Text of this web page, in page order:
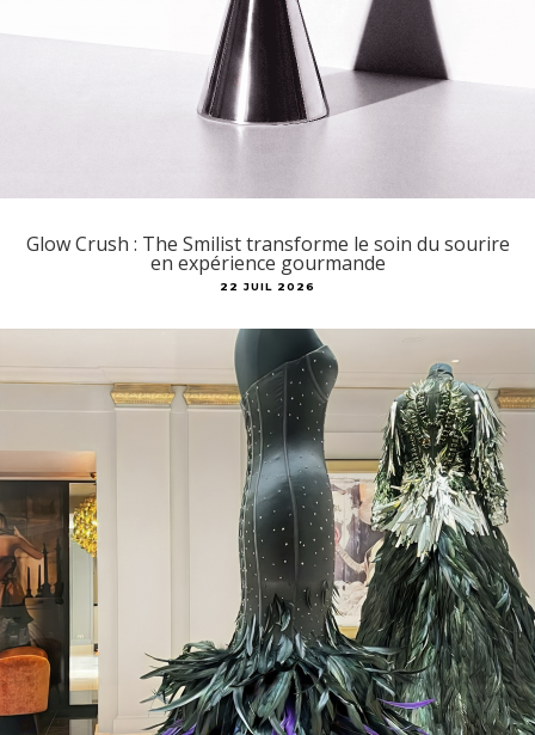
Glow Crush : The Smilist transforme le soin du sourire
en expérience gourmande
22 JUIL 2026